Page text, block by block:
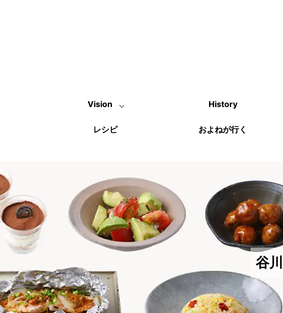
Vision History
レシピ およねが行く
谷